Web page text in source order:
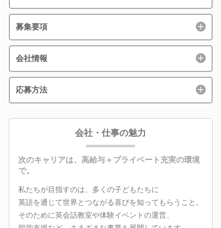
募集要項
会社情報
応募方法
会社・仕事の魅力
次のキャリアは、高給与＋プライベート充実の環境
で。
私たちが目指すのは、多くの子どもたちに
英語を通じて世界とつながる喜びを知ってもらうこと。
そのために英会話教室や体験イベントの運営、